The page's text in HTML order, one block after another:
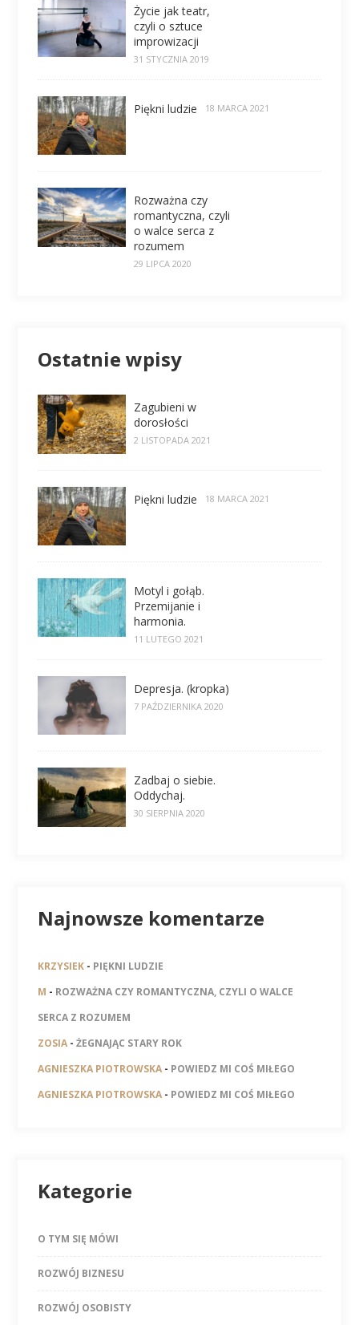
Życie jak teatr,
czyli o sztuce
improwizacji
31 STYCZNIA 2019
Piękni ludzie 18 MARCA 2021
Rozważna czy
romantyczna, czyli
o walce serca z
rozumem
29 LIPCA 2020
Ostatnie wpisy
Zagubieni w
dorosłości
2 LISTOPADA 2021
Piękni ludzie 18 MARCA 2021
Motyl i gołąb.
Przemijanie i
harmonia.
11 LUTEGO 2021
Depresja. (kropka)
7 PAŹDZIERNIKA 2020
Zadbaj o siebie.
Oddychaj.
30 SIERPNIA 2020
Najnowsze komentarze
KRZYSIEK - PIĘKNI LUDZIE
M - ROZWAŻNA CZY ROMANTYCZNA, CZYLI O WALCE
SERCA Z ROZUMEM
ZOSIA -ŻEGNAJĄC STARY ROK
AGNIESZKA PIOTROWSKA - POWIEDZ MI COŚ MIŁEGO
AGNIESZKA PIOTROWSKA - POWIEDZ MI COŚ MIŁEGO
Kategorie
O TYM SIĘ MÓWI
ROZWÓJ BIZNESU
ROZWÓJ OSOBISTY